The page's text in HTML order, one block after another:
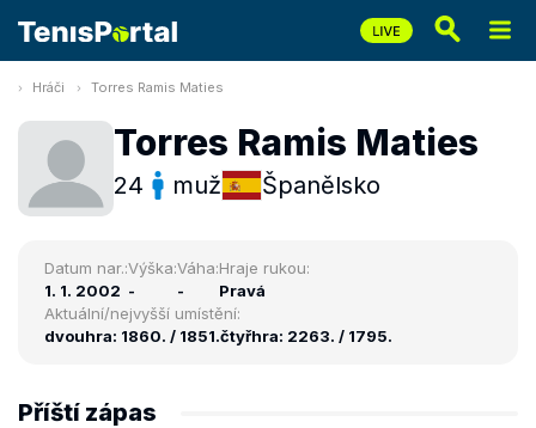
Hráči Torres Ramis Maties
Torres Ramis Maties
24 muž Španělsko
Datum nar.:
1. 1. 2002
Výška:
-
Váha:
-
Hraje rukou:
Pravá
Aktuální/nejvyšší umístění:
dvouhra: 1860. / 1851.čtyřhra: 2263. / 1795.
Příští zápas